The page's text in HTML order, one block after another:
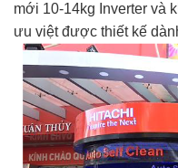
mới 10-14kg Inverter và
ưu việt được thiết kế